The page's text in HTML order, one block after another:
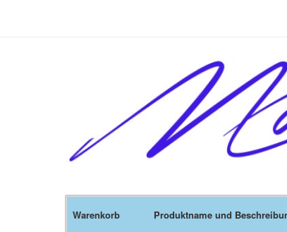
Warenkorb Produktname und